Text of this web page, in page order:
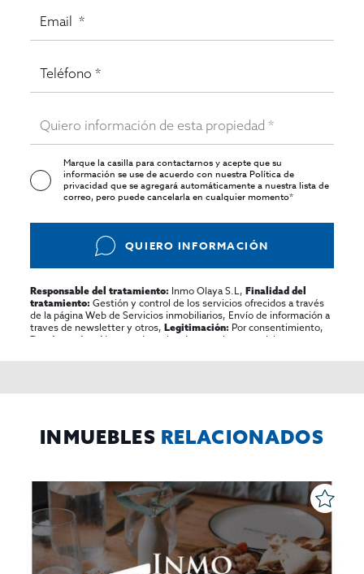
Marque la casilla para contactarnos y acepte que su
información se use de acuerdo con nuestraPolítica de
privacidadque se agregará automáticamente a nuestra lista de
correo, pero puede cancelarla en cualquier momento*
QUIERO INFORMACIÓN
Responsable del tratamiento: Inmo Olaya S.L,Finalidad del
tratamiento: Gestión y control de los servicios ofrecidos a través
de la página Web de Servicios inmobiliarios, Envío de información a
traves de newsletter y otros,Legitimación: Por consentimiento,
Destinatarios:
No se cederan los datos, salvo para elaborar
rectificar y suprimir los datos, solicitar la portabilidad de los
INMUEBLES RELACIONADOS